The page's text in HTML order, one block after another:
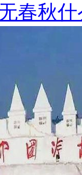
春秋